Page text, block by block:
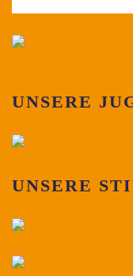
UNSERE
UNSERE